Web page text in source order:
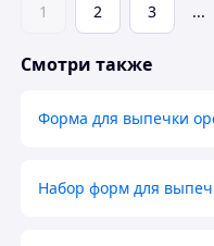
1 2 3 ...
Смотри также
Форма для выпечки
Набор форм для